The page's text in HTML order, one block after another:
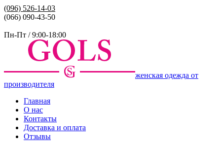
(096) 526-14-03
(066) 090-43-50
Пн-Пт / 9:00-18:00
женская одежда от
производителя
Главная
О нас
Контакты
Доставка и оплата
Отзывы